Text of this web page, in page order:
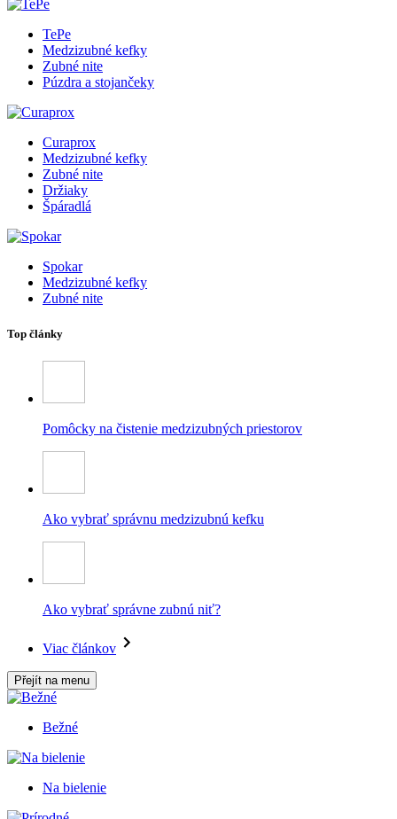
TePe
Medzizubné kefky
Zubné nite
Púzdra a stojančeky
Curaprox
Medzizubné kefky
Zubné nite
Držiaky
Špáradlá
Spokar
Medzizubné kefky
Zubné nite
Top články
Pomôcky na čistenie medzizubných priestorov
Ako vybrať správnu medzizubnú kefku
Ako vybrať správne zubnú niť?
Viac článkov
Přejít na menu
Bežné
Na bielenie